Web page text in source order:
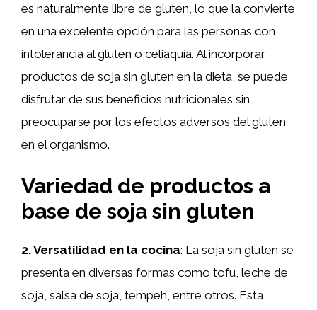
es naturalmente libre de gluten, lo que la convierte
en una excelente opción para las personas con
intolerancia al gluten o celiaquía. Al incorporar
productos de soja sin gluten en la dieta, se puede
disfrutar de sus beneficios nutricionales sin
preocuparse por los efectos adversos del gluten
en el organismo.
Variedad de productos a
base de soja sin gluten
2. Versatilidad en la cocina: La soja sin gluten se
presenta en diversas formas como tofu, leche de
soja, salsa de soja, tempeh, entre otros. Esta